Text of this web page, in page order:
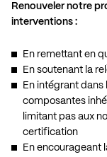
Renouveler notre
interventions :
En remettant en
En soutenant la
En intégrant
composantes
limitant pas aux
certification
En encourageant